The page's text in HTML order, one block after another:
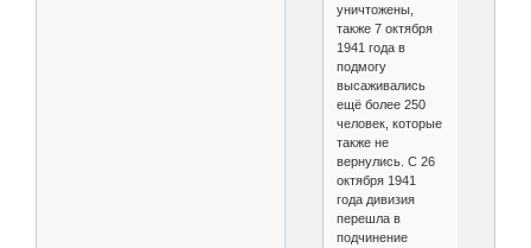
уничтожены,
также 7 октября
1941 года в
подмогу
высаживались
ещё более 250
человек, которые
также не
вернулись. С 26
октября 1941
года дивизия
перешла в
подчинение